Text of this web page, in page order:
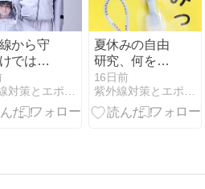
から守
ではな
外へ出
」を届
。エポ
紫外線対策とエポカル
夏休みの自由
研究、何をし
よう？そんな
ママにおすす
めしたい「紫
16日前
紫外線対策とエポカル